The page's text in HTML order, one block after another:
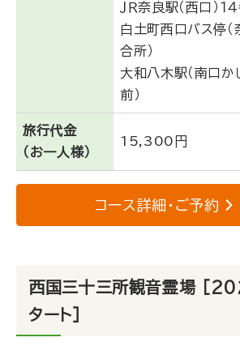
ＪＲ奈良駅（西口）
白土町西口バス停
合所）
大和八木駅（南口か
前）
旅行代金
（お一人様）
15,300円
コース詳細・ご予約
西国三十三所観音霊場 ［
タート］